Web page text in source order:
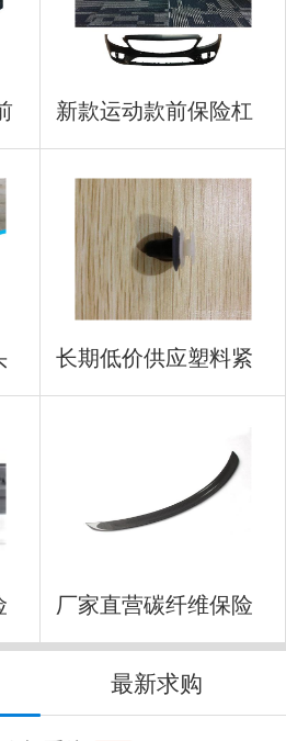
新款运动款前保险杠
盖板
长期低价供应塑料紧
固扣
厂家直营碳纤维保险
杠
最新求购